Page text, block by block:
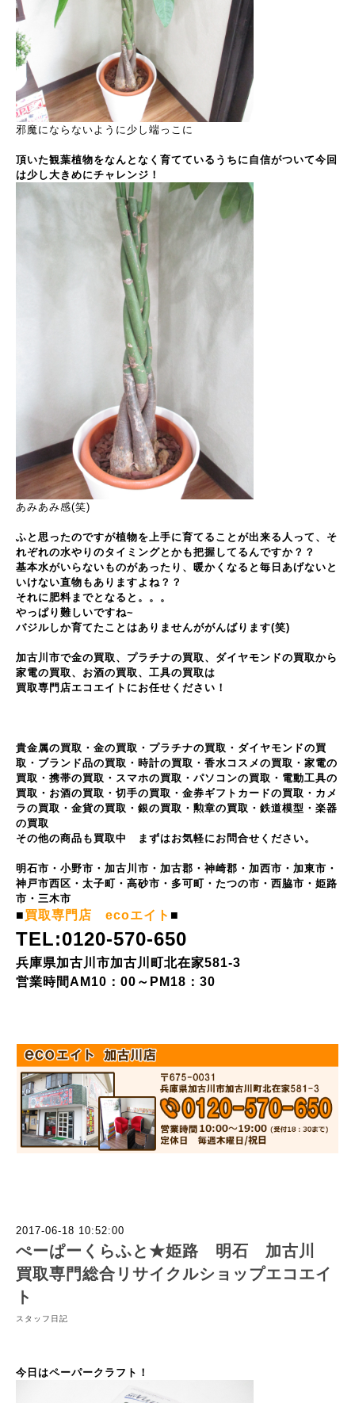
邪魔にならないように少し端っこに
頂いた観葉植物をなんとなく育てているうちに自信がついて今回
は少し大きめにチャレンジ！
あみあみ感(笑)
ふと思ったのですが植物を上手に育てることが出来る人って、そ
れぞれの水やりのタイミングとかも把握してるんですか？？
基本水がいらないものがあったり、暖かくなると毎日あげないと
いけない直物もありますよね？？
それに肥料までとなると。。。
やっぱり難しいですね~
バジルしか育てたことはありませんががんばります(笑)
加古川市で金の買取、プラチナの買取、ダイヤモンドの買取から
家電の買取、お酒の買取、工具の買取は
買取専門店エコエイトにお任せください！
貴金属の買取・金の買取・プラチナの買取・ダイヤモンドの買
取・ブランド品の買取・時計の買取・香水コスメの買取・家電の
買取・携帯の買取・スマホの買取・パソコンの買取・電動工具の
買取・お酒の買取・切手の買取・金券ギフトカードの買取・カメ
ラの買取・金貨の買取・銀の買取・勲章の買取・鉄道模型・楽器
の買取
その他の商品も買取中 まずはお気軽にお問合せください。
明石市・小野市・加古川市・加古郡・神崎郡・加西市・加東市・
神戸市西区・太子町・高砂市・多可町・たつの市・西脇市・姫路
市・三木市
■買取専門店 ecoエイト ■
TEL:0120-570-650
兵庫県加古川市加古川町北在家581-3
営業時間AM10：00～PM18：30
2017-06-18 10:52:00
ぺーぱーくらふと★姫路 明石 加古川
買取専門総合リサイクルショップエコエイ
ト
スタッフ日記
今日はペーパークラフト！